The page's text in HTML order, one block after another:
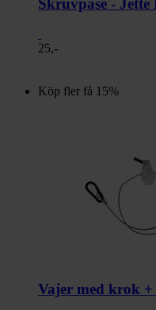
25,-
Köp fler få 15%
Vajer med krok